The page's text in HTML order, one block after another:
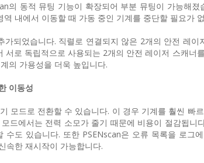
의 동적 뮤팅 기능이 확장되어 부분 뮤팅이 가능해
내에서 이동할 때 가동 중인 기계를 중단할 필요가
가되었습니다. 직렬로 연결되지 않은 2개의 안전 레
서로 독립적으로 사용되는 2개의 안전 레이저 스캐너
의 가용성을 더욱 높입니다.
이동성
모드로 전환할 수 있습니다. 이 경우 기계를 훨씬 빠
드에서는 전력 소모가 줄기 때문에 비용이 절감됩니
수도 있습니다. 또한 PSENscan은 오류 목록을 로그
속한 재시작이 가능합니다.